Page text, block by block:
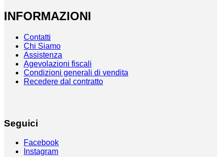
INFORMAZIONI
Contatti
Chi Siamo
Assistenza
Agevolazioni fiscali
Condizioni generali di vendita
Recedere dal contratto
Seguici
Facebook
Instagram